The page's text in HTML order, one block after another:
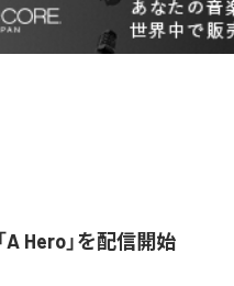
A Hero」を配信開始